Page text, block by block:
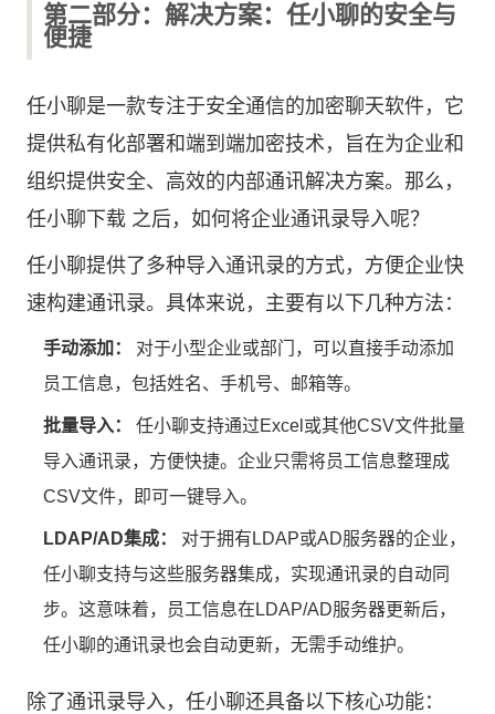
第二部分：解决方案：任小聊的安全与
便捷
任小聊是一款专注于安全通信的加密聊天软件，它
提供私有化部署和端到端加密技术，旨在为企业和
组织提供安全、高效的内部通讯解决方案。那么，
任小聊下载 之后，如何将企业通讯录导入呢？
任小聊提供了多种导入通讯录的方式，方便企业快
速构建通讯录。具体来说，主要有以下几种方法：
手动添加：
对于小型企业或部门，可以直接手动添加
员工信息，包括姓名、手机号、邮箱等。
批量导入：
任小聊支持通过Excel或其他CSV文件批量
导入通讯录，方便快捷。企业只需将员工信息整理成
CSV文件，即可一键导入。
LDAP/AD集成：
对于拥有LDAP或AD服务器的企业，
任小聊支持与这些服务器集成，实现通讯录的自动同
步。这意味着，员工信息在LDAP/AD服务器更新后，
任小聊的通讯录也会自动更新，无需手动维护。
除了通讯录导入，任小聊还具备以下核心功能：